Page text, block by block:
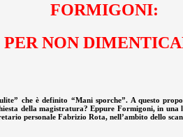
FORMIGONI:
PER NON
che è definito “Mani sporche”. A questo
della magistratura? Eppure Formigoni, in una
personale Fabrizio Rota, nell’ambito dello